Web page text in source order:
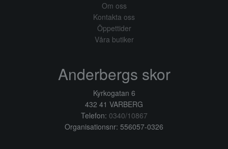
Om oss
Kontakta oss
Öppettider
Våra butiker
Anderbergs skor
Kyrkogatan 6
432 41 VARBERG
Telefon: 0340/10867
Organisationsnr: 556057-0326